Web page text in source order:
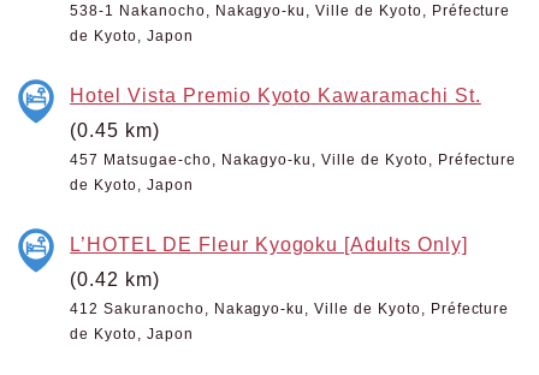
538-1 Nakanocho, Nakagyo-ku, Ville de Kyoto, Préfecture
de Kyoto, Japon
Hotel Vista Premio Kyoto Kawaramachi St.
(0.45 km)
457 Matsugae-cho, Nakagyo-ku, Ville de Kyoto, Préfecture
de Kyoto, Japon
L’HOTEL DE Fleur Kyogoku [Adults Only]
(0.42 km)
412 Sakuranocho, Nakagyo-ku, Ville de Kyoto, Préfecture
de Kyoto, Japon